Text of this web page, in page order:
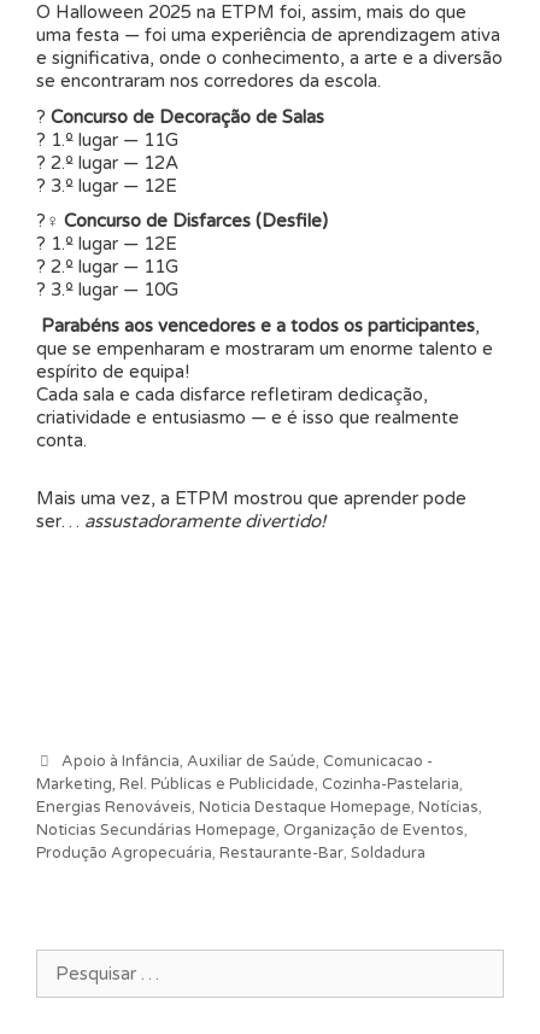
O Halloween 2025 na ETPM foi, assim, mais do que
uma festa — foi uma experiência de aprendizagem ativa
e significativa, onde o conhecimento, a arte e a diversão
se encontraram nos corredores da escola.
?️ Concurso de Decoração de Salas
? 1.º lugar — 11G
? 2.º lugar — 12A
? 3.º lugar — 12E
?‍♀️ Concurso de Disfarces (Desfile)
? 1.º lugar — 12E
? 2.º lugar — 11G
? 3.º lugar — 10G
Parabéns aos vencedores e a todos os participantes,
que se empenharam e mostraram um enorme talento e
espírito de equipa!
Cada sala e cada disfarce refletiram dedicação,
criatividade e entusiasmo — e é isso que realmente
conta.
Mais uma vez, a ETPM mostrou que aprender pode
ser… assustadoramente divertido!
Categorias
Apoio à Infância, Auxiliar de Saúde, Comunicacao -
Marketing, Rel. Públicas e Publicidade, Cozinha-Pastelaria,
Energias Renováveis, Noticia Destaque Homepage, Notícias,
Noticias Secundárias Homepage, Organização de Eventos,
Produção Agropecuária, Restaurante-Bar, Soldadura
Pesquisar por: